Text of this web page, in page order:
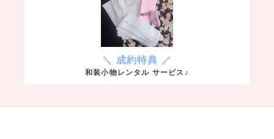
＼ 成約特典 ／
和装小物レンタル サービス♪